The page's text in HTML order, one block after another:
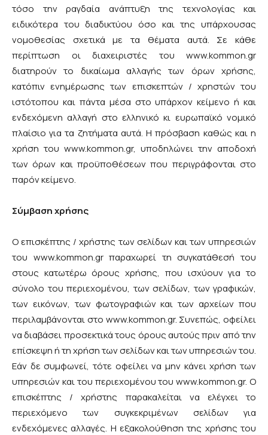
τόσο την ραγδαία ανάπτυξη της τεχνολογίας και
ειδικότερα του διαδικτύου όσο και της υπάρχουσας
νομοθεσίας σχετικά με τα θέματα αυτά. Σε κάθε
περίπτωση οι διαχειριστές του www.kommon.gr
διατηρούν το δικαίωμα αλλαγής των όρων χρήσης,
κατόπιν ενημέρωσης των επισκεπτών / χρηστών του
ιστότοπου και πάντα μέσα στο υπάρχον κείμενο ή και
ενδεχόμενη αλλαγή στο ελληνικό κι ευρωπαϊκό νομικό
πλαίσιο για τα ζητήματα αυτά. Η πρόσβαση καθώς και η
χρήση του www.kommon.gr, υποδηλώνει την αποδοχή
των όρων και προϋποθέσεων που περιγράφονται στο
παρόν κείμενο.
Σύμβαση χρήσης
Ο επισκέπτης / χρήστης των σελίδων και των υπηρεσιών
του www.kommon.gr παραχωρεί τη συγκατάθεσή του
στους κατωτέρω όρους χρήσης, που ισχύουν για το
σύνολο του περιεχομένου, των σελίδων, των γραφικών,
των εικόνων, των φωτογραφιών και των αρχείων που
περιλαμβάνονται στο www.kommon.gr. Συνεπώς, οφείλει
να διαβάσει προσεκτικά τους όρους αυτούς πριν από την
επίσκεψη ή τη χρήση των σελίδων και των υπηρεσιών του.
Εάν δε συμφωνεί, τότε οφείλει να μην κάνει χρήση των
υπηρεσιών και του περιεχομένου του www.kommon.gr. Ο
επισκέπτης / χρήστης παρακαλείται να ελέγχει το
περιεχόμενο των συγκεκριμένων σελίδων για
ενδεχόμενες αλλαγές. Η εξακολούθηση της χρήσης του